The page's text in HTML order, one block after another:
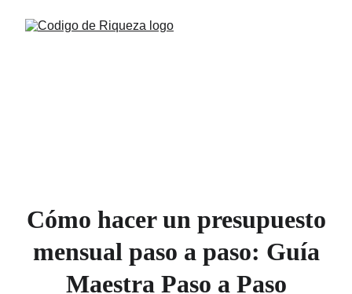
Cómo hacer un presupuesto
mensual paso a paso: Guía
Maestra Paso a Paso